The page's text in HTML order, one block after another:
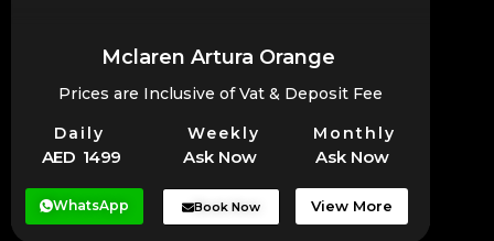
Mclaren Artura Orange
Prices are Inclusive of Vat & Deposit Fee
Daily Weekly Monthly
AED 1499 Ask Now Ask Now
WhatsApp Book Now View More